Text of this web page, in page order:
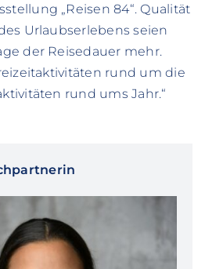
„Reisen 84“. Qualität
Urlaubserlebens seien
der Reisedauer mehr.
rund um die
rund ums Jahr.“